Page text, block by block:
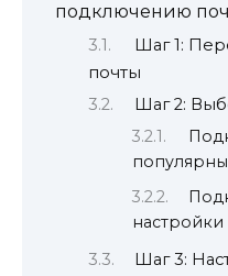
подключению
Шаг 1:
почты
Шаг 2:
настройки
Шаг 3: